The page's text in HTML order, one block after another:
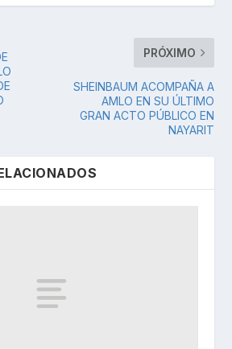
PRÓXIMO
SHEINBAUM ACOMPAÑA A
AMLO EN SU ÚLTIMO
GRAN ACTO PÚBLICO EN
NAYARIT